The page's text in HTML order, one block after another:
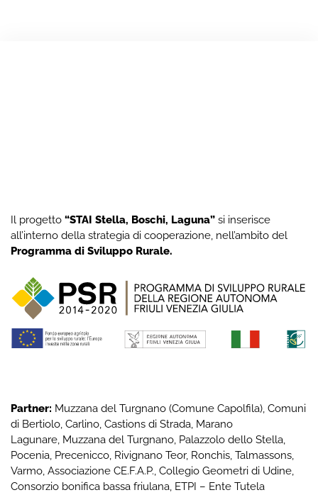
Il progetto “STAI Stella, Boschi, Laguna” si inserisce
all’interno della strategia di cooperazione, nell’ambito del
Programma di Sviluppo Rurale.
Partner: Muzzana del Turgnano (Comune Capolfila), Comuni
di Bertiolo, Carlino, Castions di Strada, Marano
Lagunare, Muzzana del Turgnano, Palazzolo dello Stella,
Pocenia, Precenicco, Rivignano Teor, Ronchis, Talmassons,
Varmo, Associazione CE.F.A.P., Collegio Geometri di Udine,
Consorzio bonifica bassa friulana, ETPI – Ente Tutela